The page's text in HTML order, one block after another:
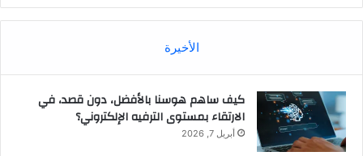
الأخيرة
كيف ساهم هوسنا بالأفضل، دون قصد، في
الارتقاء بمستوى الترفيه الإلكتروني؟
أبريل 7, 2026